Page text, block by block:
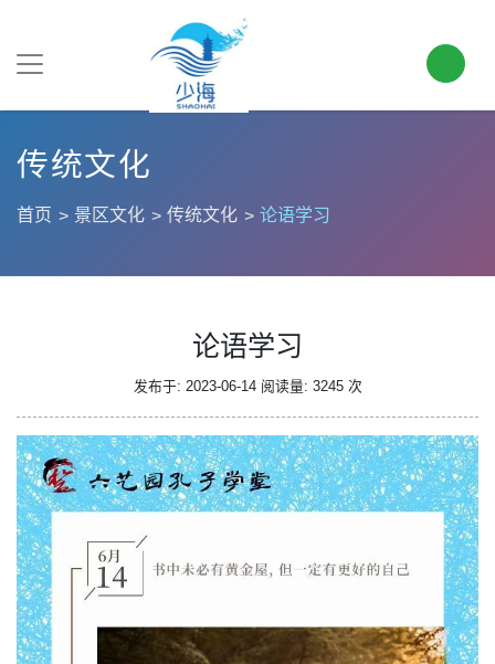
传统文化
首页 景区文化 传统文化 论语学习
论语学习
发布于: 2023-06-14 阅读量: 3245 次